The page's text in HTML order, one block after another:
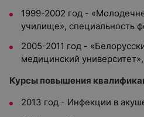
1999-2002 год -
училище», специальность
2005-2011 год -
медицинский
Курсы повышения
2013 год - Инфекции в